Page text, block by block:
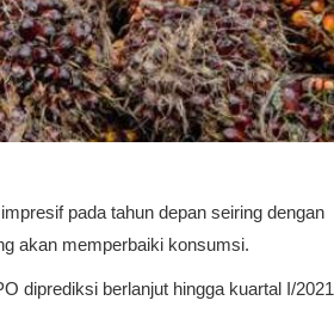
pada tahun depan seiring dengan
akan memperbaiki konsumsi.
diprediksi berlanjut hingga kuartal I/2021